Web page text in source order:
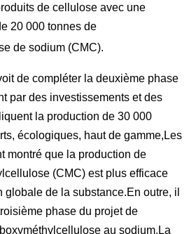
de cellulose avec une
20 000 tonnes de
de sodium (CMC).
de compléter la deuxième phase
par des investissements et des
la production de 30 000
écologiques, haut de gamme,Les
montré que la production de
(CMC) est plus efficace
de la substance.En outre, il
phase du projet de
au sodium.La